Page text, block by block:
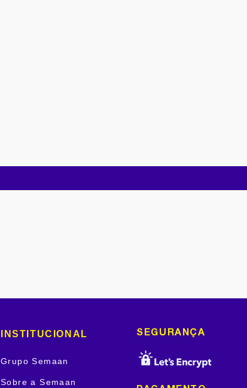
INSTITUCIONAL
Grupo Semaan
Sobre a Semaan
SEGURANÇA